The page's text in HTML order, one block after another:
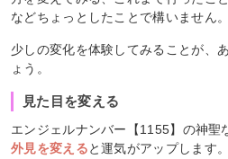
などちょっとしたことで構いません。
少しの変化を体験してみることが、
ょう。
見た目を変える
エンジェルナンバー【1155】の神聖
外見を変えると運気がアップします